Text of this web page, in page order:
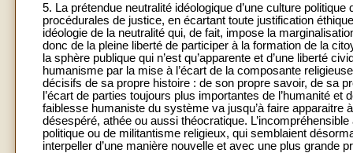
5. La prétendue neutralité idéologique d’une culture
procédurales de justice, en écartant toute justification
idéologie de la neutralité qui, de fait, impose la
donc de la pleine liberté de participer à la formation de la
la sphère publique qui n’est qu’apparente et d’une liberté
humanisme par la mise à l’écart de la composante
décisifs de sa propre histoire : de son propre savoir, de sa
l’écart de parties toujours plus importantes de l’humanité
faiblesse humaniste du système va jusqu’à faire
désespéré, athée ou aussi théocratique.
politique ou de militantisme religieux, qui semblaient
interpeller d’une manière nouvelle et avec une plus grande